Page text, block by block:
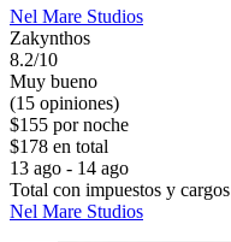
Nel Mare Studios
Zakynthos
8.2/10
Muy bueno
(15 opiniones)
$155 por noche
$178 en total
13 ago - 14 ago
Total con impuestos y cargos
Nel Mare Studios